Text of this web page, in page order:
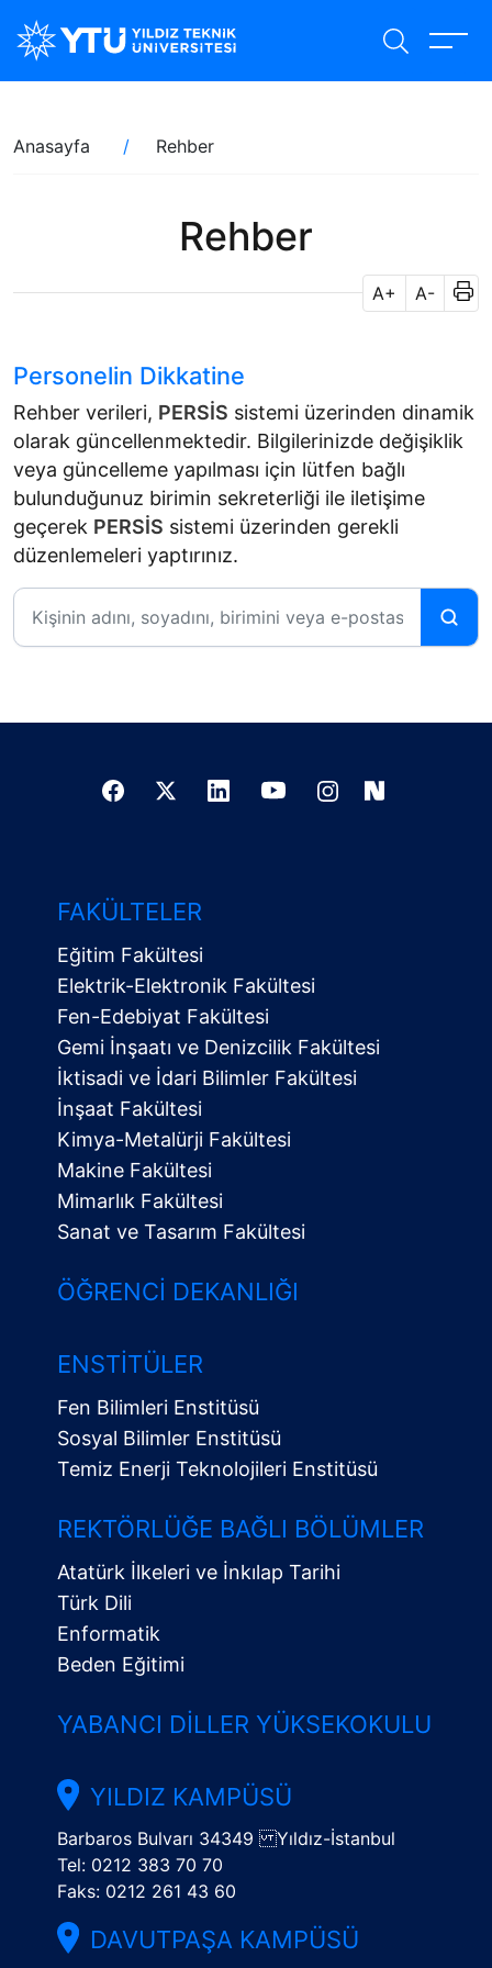
içeriğe
Sayfa
yolu
Anasayfa Rehber
Rehber
A+ A-
Personelin Dikkatine
Rehber verileri, PERSİS sistemi üzerinden dinamik
olarak güncellenmektedir. Bilgilerinizde değişiklik
veya güncelleme yapılması için lütfen bağlı
bulunduğunuz birimin sekreterliği ile iletişime
geçerek PERSİS sistemi üzerinden gerekli
düzenlemeleri yaptırınız.
Menü
FAKÜLTELER
Eğitim Fakültesi
Elektrik-Elektronik Fakültesi
Fen-Edebiyat Fakültesi
Gemi İnşaatı ve Denizcilik Fakültesi
İktisadi ve İdari Bilimler Fakültesi
İnşaat Fakültesi
Kimya-Metalürji Fakültesi
Makine Fakültesi
Mimarlık Fakültesi
Sanat ve Tasarım Fakültesi
ÖĞRENCI DEKANLIĞI
ENSTITÜLER
Fen Bilimleri Enstitüsü
Sosyal Bilimler Enstitüsü
Temiz Enerji Teknolojileri Enstitüsü
REKTÖRLÜĞE BAĞLI BÖLÜMLER
Atatürk İlkeleri ve İnkılap Tarihi
Türk Dili
Enformatik
Beden Eğitimi
YABANCI DILLER YÜKSEKOKULU
YILDIZ KAMPÜSÜ
Barbaros Bulvarı 34349 Yıldız-İstanbul
Tel: 0212 383 70 70
Faks: 0212 261 43 60
DAVUTPAŞA KAMPÜSÜ